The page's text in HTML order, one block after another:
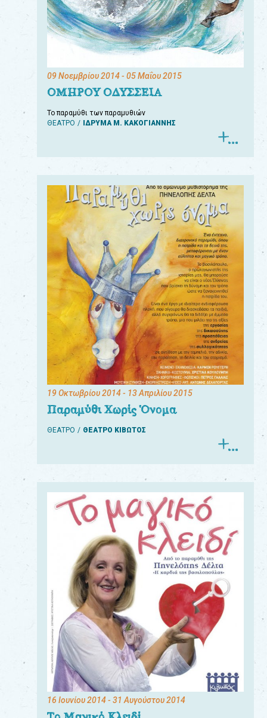
09 Νοεμβρίου 2014- 05 Μαΐου 2015
ΟΜΗΡΟΥ ΟΔΥΣΣΕΙΑ
Το παραμύθι των παραμυθιών
ΘΕΑΤΡΟ
ΙΔΡΥΜΑ Μ. ΚΑΚΟΓΙΑΝΝΗΣ
19 Οκτωβρίου 2014- 13 Απριλίου 2015
Παραμύθι Χωρίς Όνομα
ΘΕΑΤΡΟ ΘΕΑΤΡΟ ΚΙΒΩΤΟΣ
16 Ιουνίου 2014- 31 Αυγούστου 2014